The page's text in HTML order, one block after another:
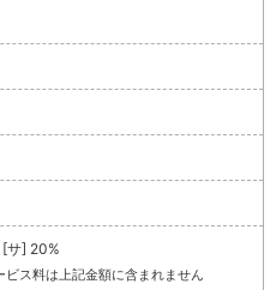
] 20%
ビス料は上記金額に含まれません